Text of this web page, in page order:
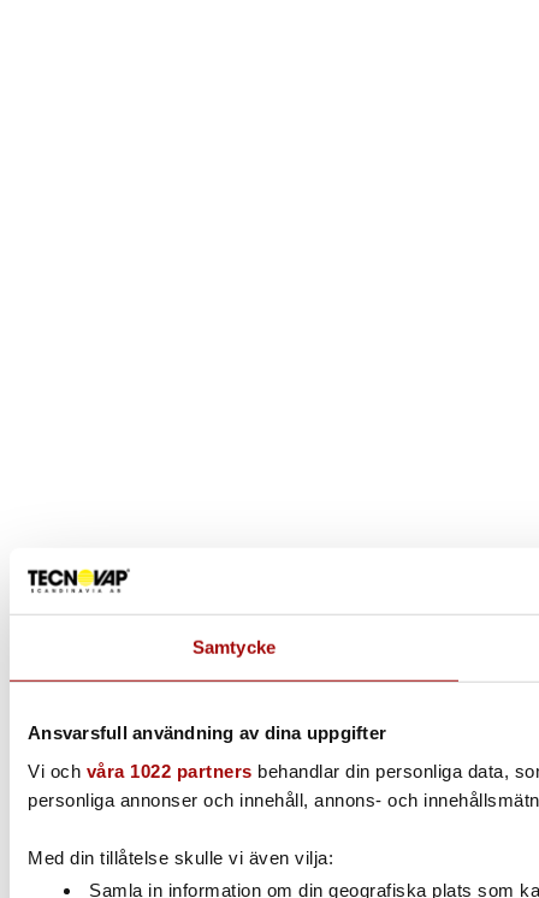
Samtycke
Ansvarsfull användning av dina uppgifter
Vi och våra 1022 partners behandlar din personliga data,
personliga annonser och innehåll, annons- och
Med din tillåtelse skulle vi även vilja:
Samla in information om din geografiska plats som